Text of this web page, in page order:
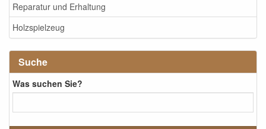
Reparatur und Erhaltung
Holzspielzeug
Suche
Was suchen Sie?